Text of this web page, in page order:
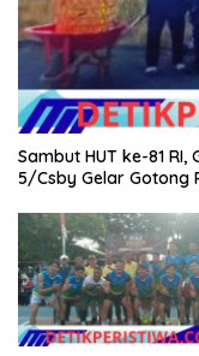
Sambut HUT ke-81
5/Csby Gelar Gotong